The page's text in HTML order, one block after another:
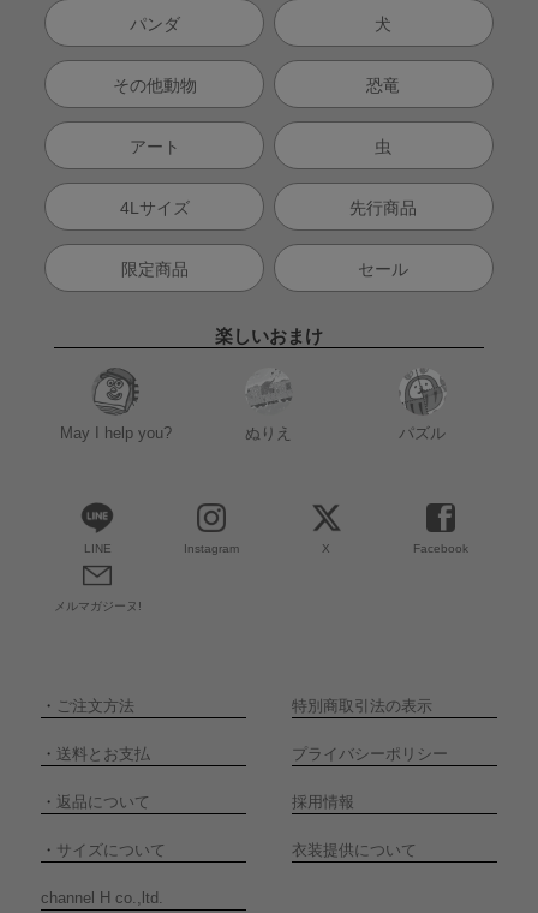
パンダ 犬
その他動物 恐竜
アート 虫
4Lサイズ 先行商品
限定商品 セール
楽しいおまけ
May I help you? ぬりえ パズル
LINE Instagram X Facebook
メルマガジーヌ!
・ ご注文方法 特別商取引法の表示
・ 送料とお支払 プライバシーポリシー
・ 返品について 採用情報
・ サイズについて 衣装提供について
channel H co.,ltd.